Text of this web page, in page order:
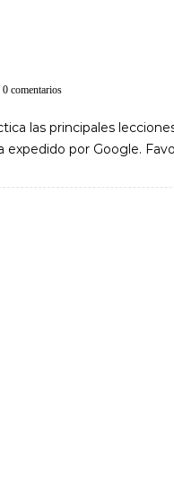
0 comentarios
las principales
expedido por Google.